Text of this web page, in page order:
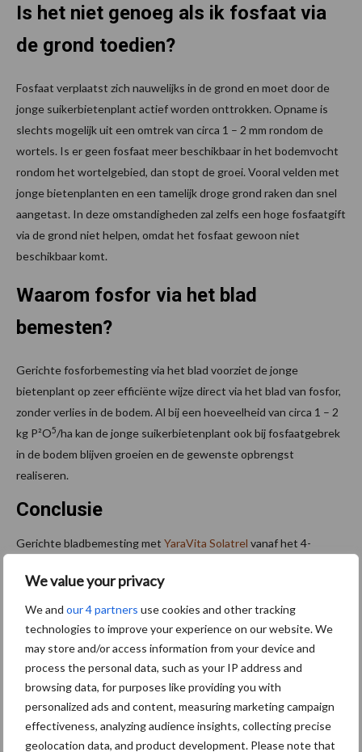
We value your privacy
We and our 4 partners use cookies and other tracking
technologies to improve your experience on our website. We
may store and/or access information from your device and
process the personal data, such as your IP address and
browsing data, for purposes like providing you with
personalized ads and content, measuring marketing campaign
effectiveness, analyzing audience insights, collecting precise
geolocation data, and product development. Please note that
Is het niet genoeg als ik fosfaat via
de grond toedien?
Fosfaat verplaatst zich nauwelijks in de grond en moet door de
jonge suikerbietenplant actief worden onttrokken. Opname is
slechts mogelijk uit een omtrek van circa 1 – 2 mm rondom de
wortels. Is er geen fosfaat meer beschikbaar in het bodemvocht
rondom het wortelgebied, dan stopt de groei. Vooral velden met
jonge bietenplanten en een tamelijk droge grond raken dan snel
aangetast. In deze omstandigheden zal zelfs een hoge fosfaatgift
via de grond niet helpen, omdat het fosfaat gewoon niet
beschikbaar komt.
Waarom fosfor via het blad
bemesten?
Gerichte fosforbemesting via het blad voorziet de jonge
bietenplant op zeer efficiënte wijze direct via het blad van fosfor,
zonder verlies in de bodem. Al bij een hoeveelheid van circa 1 – 2
kg P²O5/ha kan de jonge suikerbietenplant ook bij fosfaatgebrek
in de bodem blijven groeien en de gewenste opbrengst
realiseren.
Conclusie
Gerichte bladbemesting met YaraVita Solatrel vanaf het 4-
Daarnaast is efficiënte bladbemesting gunstig voor de
fosfaatbalans.
Wil u meer lezen over Yara? Klik hier!
Meer artikelen over
Van onze partner Yara
Met fosfaatbladbemesting